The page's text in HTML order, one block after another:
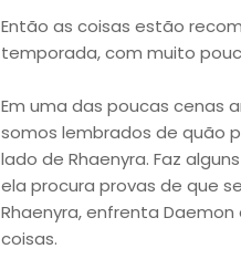
Então as coisas estão
temporada, com muito
Em uma das poucas cenas
somos lembrados de quão
lado de Rhaenyra. Faz
ela procura provas de que
Rhaenyra, enfrenta Daemon
coisas.